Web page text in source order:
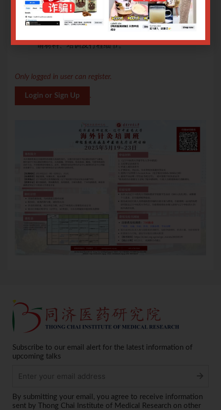
需自行申报CPE学分（共12学分，1C类别），申报
材料及教程将由主办单位提供。
报名成功后负责人将与您进一步联系住宿安排、申
请材料、培训及行程细节。
Only logged in user can register.
Login or Sign Up .
Subscribe to our email alert for the latest information of
upcoming talks
Alternative:
By submitting your email, you agree to receive information
sent by Thong Chai Institute of Medical Research on other